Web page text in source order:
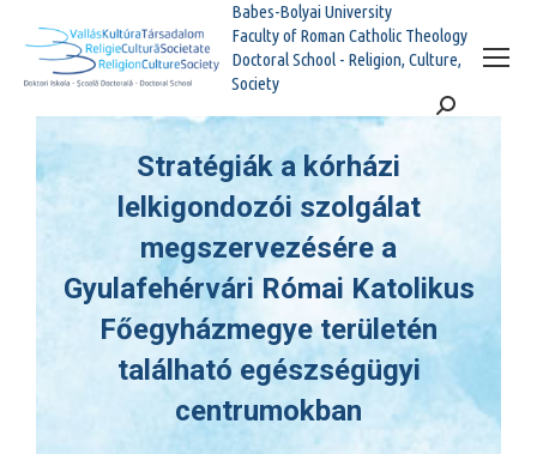
Babes-Bolyai University
Faculty of Roman Catholic Theology
Doctoral School - Religion, Culture,
Society
Search:
Stratégiák a kórházi
lelkigondozói szolgálat
megszervezésére a
Gyulafehérvári Római Katolikus
Főegyházmegye területén
található egészségügyi
centrumokban
You are here: